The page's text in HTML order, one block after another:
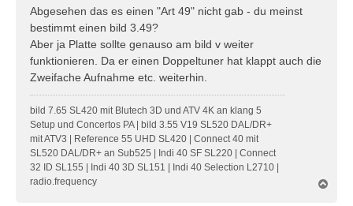
i
t
a
g
Abgesehen das es einen "Art 49" nicht gab - du meinst
bestimmt einen bild 3.49?
Aber ja Platte sollte genauso am bild v weiter
funktionieren. Da er einen Doppeltuner hat klappt auch die
Zweifache Aufnahme etc. weiterhin.
bild 7.65 SL420 mit Blutech 3D und ATV 4K an klang 5
Setup und Concertos PA | bild 3.55 V19 SL520 DAL/DR+
mit ATV3 | Reference 55 UHD SL420 | Connect 40 mit
SL520 DAL/DR+ an Sub525 | Indi 40 SF SL220 | Connect
32 ID SL155 | Indi 40 3D SL151 | Indi 40 Selection L2710 |
radio.frequency